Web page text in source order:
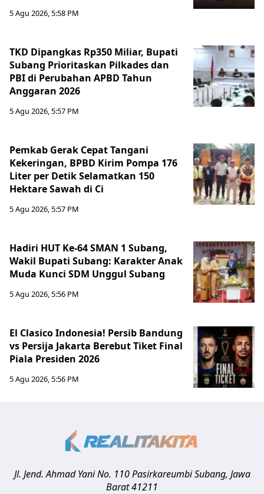
5 Agu 2026, 5:58 PM
TKD Dipangkas Rp350 Miliar, Bupati
Subang Prioritaskan Pilkades dan
PBI di Perubahan APBD Tahun
Anggaran 2026
5 Agu 2026, 5:57 PM
Pemkab Gerak Cepat Tangani
Kekeringan, BPBD Kirim Pompa 176
Liter per Detik Selamatkan 150
Hektare Sawah di Ci
5 Agu 2026, 5:57 PM
Hadiri HUT Ke-64 SMAN 1 Subang,
Wakil Bupati Subang: Karakter Anak
Muda Kunci SDM Unggul Subang
5 Agu 2026, 5:56 PM
El Clasico Indonesia! Persib Bandung
vs Persija Jakarta Berebut Tiket Final
Piala Presiden 2026
5 Agu 2026, 5:56 PM
Jl. Jend. Ahmad Yani No. 110 Pasirkareumbi Subang, Jawa
Barat41211